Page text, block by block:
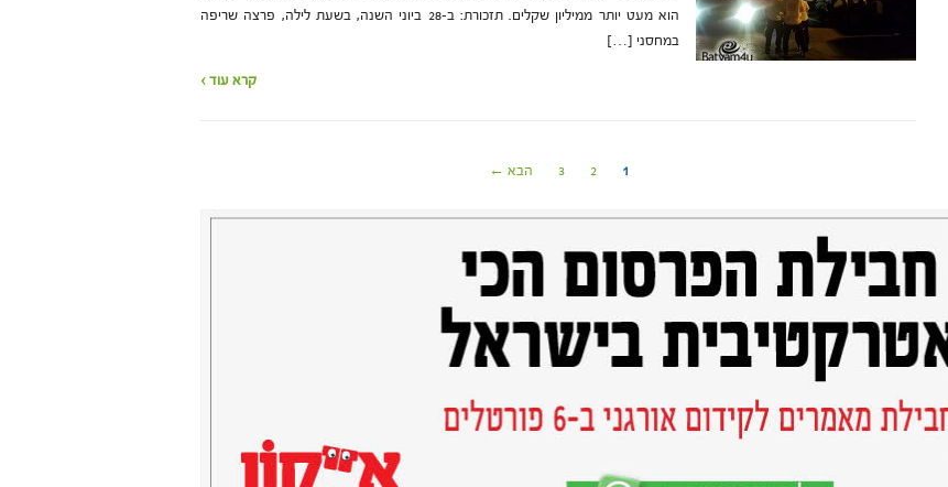
הוא מעט יותר ממיליון שקלים. תזכורת: ב-28 ביוני השנה, בשעת לילה, פרצה שריפה
במחסני […]
קרא עוד ›
1
2
3 הבא ←